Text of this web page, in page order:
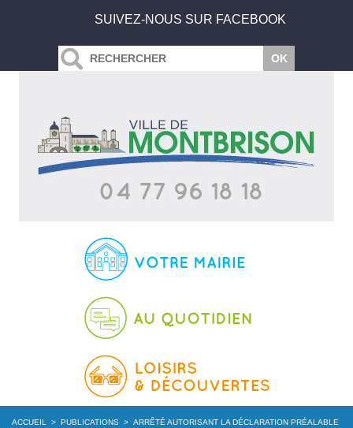
SUIVEZ-NOUS SUR FACEBOOK
ACCUEIL > PUBLICATIONS > ARRÊTÉ AUTORISANT LA DÉCLARATION PRÉALABLE